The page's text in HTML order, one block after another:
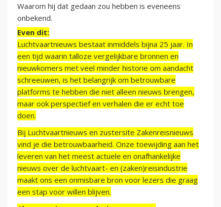
Waarom hij dat gedaan zou hebben is eveneens
onbekend.
Even dit:
Luchtvaartnieuws bestaat inmiddels bijna 25 jaar. In
een tijd waarin talloze vergelijkbare bronnen en
nieuwkomers met veel minder historie om aandacht
schreeuwen, is het belangrijk om betrouwbare
platforms te hebben die niet alleen nieuws brengen,
maar ook perspectief en verhalen die er echt toe
doen.
Bij Luchtvaartnieuws en zustersite Zakenreisnieuws
vind je die betrouwbaarheid. Onze toewijding aan het
leveren van het meest actuele en onafhankelijke
nieuws over de luchtvaart- en (zaken)reisindustrie
maakt ons een onmisbare bron voor lezers die graag
een stap voor willen blijven.